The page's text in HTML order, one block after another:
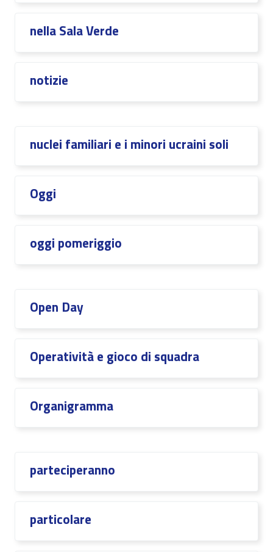
nella Sala Verde
notizie
nuclei familiari e i minori ucraini soli
Oggi
oggi pomeriggio
Open Day
Operatività e gioco di squadra
Organigramma
parteciperanno
particolare